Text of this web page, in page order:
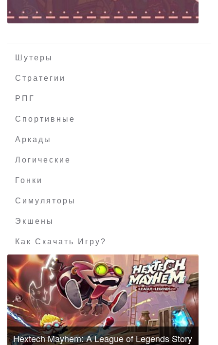
Шутеры
Стратегии
РПГ
Спортивные
Аркады
Логические
Гонки
Симуляторы
Экшены
Как Скачать Игру?
Hextech Mayhem: A League of Legends Story